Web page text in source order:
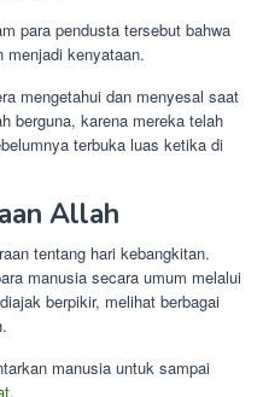
para pendusta tersebut bahwa
menjadi kenyataan.
mengetahui dan menyesal saat
berguna, karena mereka telah
terbuka luas ketika di
Allah
tentang hari kebangkitan.
manusia secara umum melalui
berpikir, melihat berbagai
manusia untuk sampai
.